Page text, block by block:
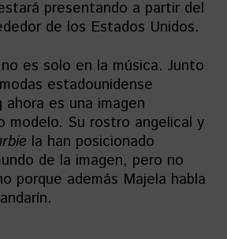
presentando a partir del
de los Estados Unidos.
es solo en la música. Junto
estadounidense
es una imagen
modelo. Su rostro angelical y
la han posicionado
de la imagen, pero no
porque además Majela habla